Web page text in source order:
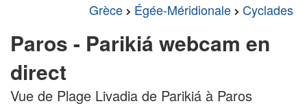
Grèce Égée-Méridionale Cyclades
Paros - Parikiá webcam en
direct
Vue de Plage Livadia de Parikiá à Paros